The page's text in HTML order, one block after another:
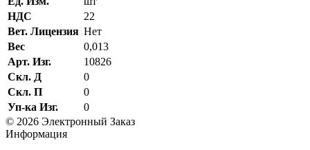
НДС
22
Вет. Лицензия Нет
Вес
0,013
Арт. Изг.
10826
Скл. Д
0
Скл. П
0
Уп-ка Изг.
0
© 2026 Электронный Заказ
Информация